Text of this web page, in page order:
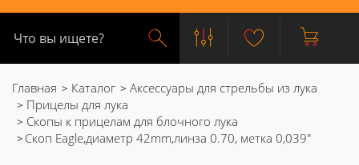
Главная Каталог
Аксессуары для стрельбы из лука
Прицелы для лука
Скопы к прицелам для блочного лука
Скоп Eagle,диаметр 42mm,линза 0.70, метка 0,039"